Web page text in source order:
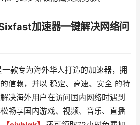
加速器一键解决网络问
款专为海外华人打造的加速器，拥
信赖，并以 稳定、高速、安全 的特
决海外用户在访问国内网络时遇到
畅享国内游戏、视频、音乐、直播